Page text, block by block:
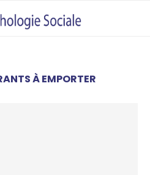
À EMPORTER